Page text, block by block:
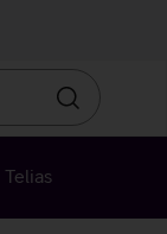
Otsin
Telias